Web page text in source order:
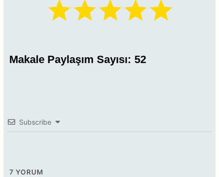
Makale Paylaşım Sayısı: 52
Subscribe
7 YORUM